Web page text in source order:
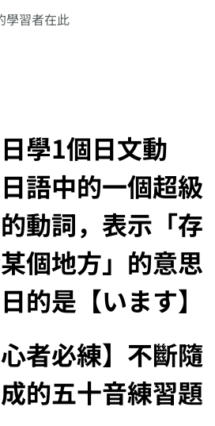
學習者在此
日學1個日文動
語中的一個超級
動詞，表示「存
個地方」的意思
的是【います】
心者必練】不斷隨
的五十音練習題